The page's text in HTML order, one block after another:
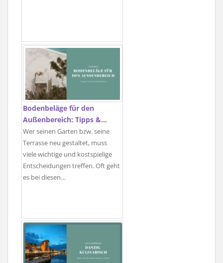
Bodenbeläge für den
Außenbereich: Tipps &…
Wer seinen Garten bzw. seine
Terrasse neu gestaltet, muss
viele wichtige und kostspielige
Entscheidungen treffen. Oft geht
es bei diesen…